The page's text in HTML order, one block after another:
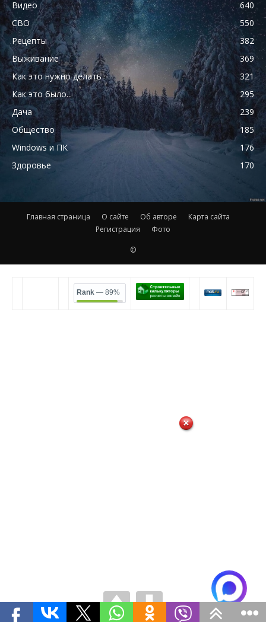
Видео
640
СВО
550
Рецепты
382
Выживание
369
Как это нужно делать
321
Как это было...
295
Дача
239
Общество
185
Windows и ПК
176
Здоровье
170
Главная страница О сайте Об авторе
Карта сайта
Регистрация
Фото
©
Rank — 89%